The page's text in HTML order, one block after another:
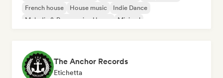
French house
House music
Indie Dance
Melodic & Progressive House
Minimal
The Anchor Records
Etichetta